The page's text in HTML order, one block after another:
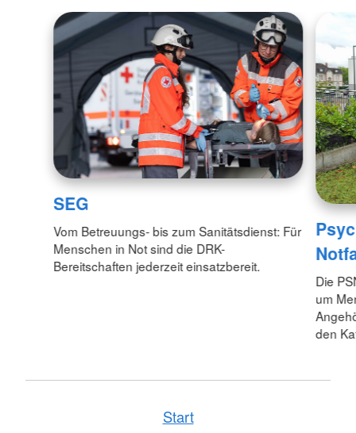
SEG
Vom Betreuungs- bis zum Sanitätsdienst: Für
Menschen in Not sind die DRK-
Bereitschaften jederzeit einsatzbereit.
Die
um
den
Start